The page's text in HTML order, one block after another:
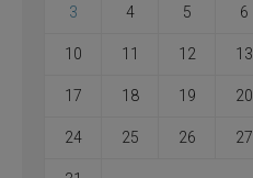
3 4 5 6
10 11 12 13
17 18 19 20
24 25 26 27